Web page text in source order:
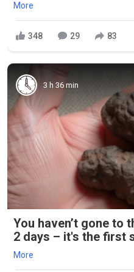
More
348 29 83
3 h 36 min
You haven’t gone to
2 days – it's the first
More